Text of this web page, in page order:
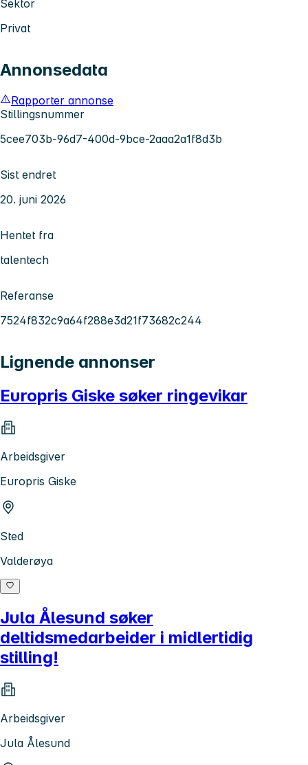
Sektor
Privat
Annonsedata
Rapporter annonse
Stillingsnummer
5cee703b-96d7-400d-9bce-2aaa2a1f8d3b
Sist endret
20. juni 2026
Hentet fra
talentech
Referanse
7524f832c9a64f288e3d21f73682c244
Lignende annonser
Europris Giske søker ringevikar
Arbeidsgiver
Europris Giske
Sted
Valderøya
Jula Ålesund søker
deltidsmedarbeider i midlertidig
stilling!
Arbeidsgiver
Jula Ålesund